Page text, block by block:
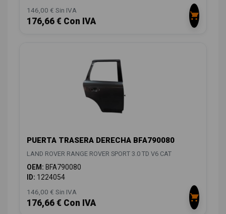
146,00 € Sin IVA
176,66 € Con IVA
PUERTA TRASERA DERECHA BFA790080
LAND ROVER RANGE ROVER SPORT 3.0 TD V6 CAT
OEM: BFA790080
ID: 1224054
146,00 € Sin IVA
176,66 € Con IVA